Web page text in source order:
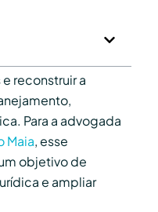
reconstruir a
Para a advogada
Maia, esse
objetivo de
e ampliar